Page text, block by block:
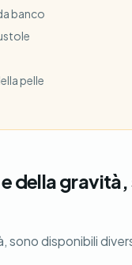
banco
pelle
della
sono disponibili